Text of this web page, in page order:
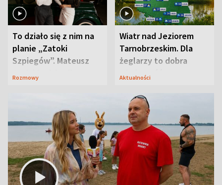
To działo się z nim na
planie „Zatoki
Szpiegów”. Mateusz
Janicki odsłonił
Rozmowy
Wiatr nad Jeziorem
Tarnobrzeskim. Dla
żeglarzy to dobra
wiadomość
Aktualności